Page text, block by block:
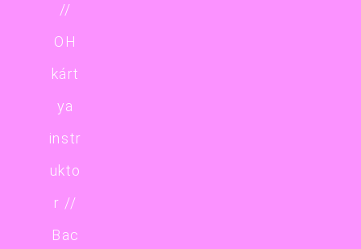
//
OH
kárt
ya
instr
ukto
r //
Bac